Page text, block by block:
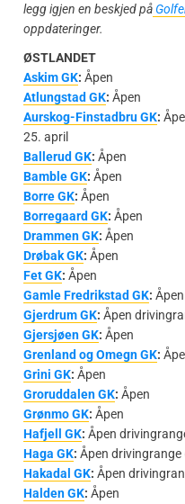
legg igjen en beskjed på
oppdateringer.
ØSTLANDET
Askim GK: Åpen
Atlungstad GK: Åpen
Aurskog-Finstadbru GK:
25. april
Ballerud GK: Åpen
Bamble GK: Åpen
Borre GK: Åpen
Borregaard GK: Åpen
Drammen GK: Åpen
Drøbak GK: Åpen
Fet GK: Åpen
Gamle Fredrikstad GK: Åpen
Gjerdrum GK: Åpen
Gjersjøen GK: Åpen
Grenland og Omegn GK:
Grini GK: Åpen
Groruddalen GK: Åpen
Grønmo GK: Åpen
Hafjell GK: Åpen
Haga GK: Åpen drivingrange
Hakadal GK: Åpen
Halden GK: Åpen